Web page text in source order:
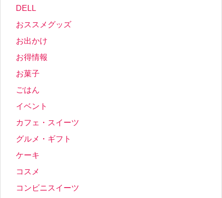
DELL
おススメグッズ
お出かけ
お得情報
お菓子
ごはん
イベント
カフェ・スイーツ
グルメ・ギフト
ケーキ
コスメ
コンビニスイーツ